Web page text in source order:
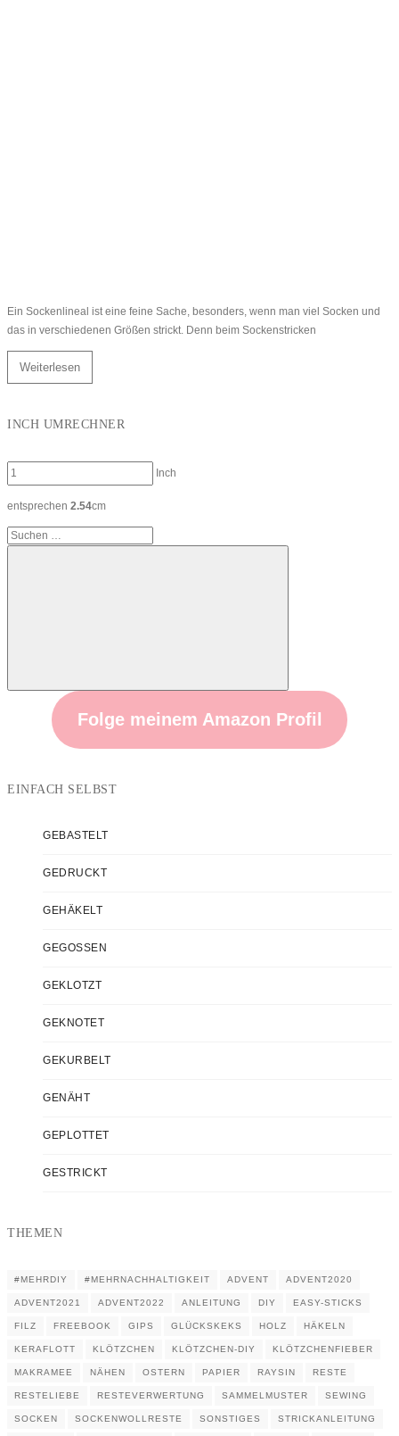
Ein Sockenlineal ist eine feine Sache, besonders, wenn man viel Socken und
das in verschiedenen Größen strickt. Denn beim Sockenstricken
Weiterlesen
INCH UMRECHNER
Inch
entsprechen 2.54cm
Suchen
Folge meinem Amazon Profil
EINFACH SELBST
GEBASTELT
GEDRUCKT
GEHÄKELT
GEGOSSEN
GEKLOTZT
GEKNOTET
GEKURBELT
GENÄHT
GEPLOTTET
GESTRICKT
THEMEN
#MEHRDIY #MEHRNACHHALTIGKEIT ADVENT ADVENT2020
ADVENT2021 ADVENT2022 ANLEITUNG DIY EASY-STICKS
FILZ FREEBOOK GIPS GLÜCKSKEKS HOLZ HÄKELN
KERAFLOTT KLÖTZCHEN KLÖTZCHEN-DIY KLÖTZCHENFIEBER
MAKRAMEE NÄHEN OSTERN PAPIER RAYSIN RESTE
RESTELIEBE RESTEVERWERTUNG SAMMELMUSTER SEWING
SOCKEN SOCKENWOLLRESTE SONSTIGES STRICKANLEITUNG